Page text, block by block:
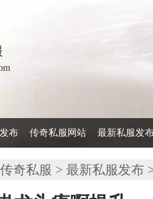
布 传奇私服网站 最新私服发
奇私服 > 最新私服发布